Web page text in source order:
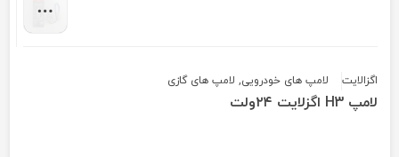
اگزالایت لامپ های خودرویی, لامپ های گازی
لامپ H3 اگزلایت ۲۴ولت